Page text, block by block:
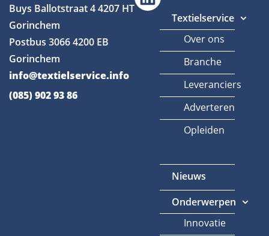
Buys Ballotstraat 44207 HT
Gorinchem
Postbus 30664200 EB
Gorinchem
info@textielservice.info
(085) 902 93 86
Textielservice
Over ons
Branche
Leveranciers
Adverteren
Opleiden
Nieuws
Onderwerpen
Innovatie